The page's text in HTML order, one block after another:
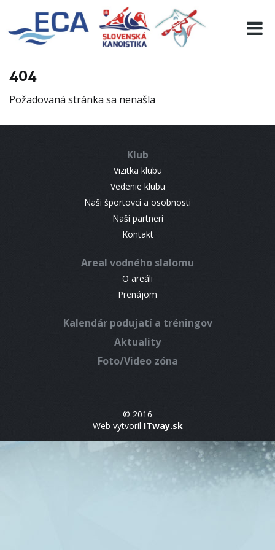
404
Požadovaná stránka sa nenašla
Klub
Vizitka klubu
Vedenie klubu
Naši športovci a osobnosti
Naši partneri
Kontakt
Areal vodného slalomu
O areáli
Prenájom
Kalendár podujatí a tréningov
Aktuality
Foto/Video zóna
© 2016
Web vytvoril ITway.sk
EURO 19
INFO
RESULTS
CONTACT